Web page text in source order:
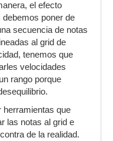
el efecto
poner de
secuencia de notas
al grid de
tenemos que
velocidades
rango porque
herramientas que
las notas al grid e
de la realidad.